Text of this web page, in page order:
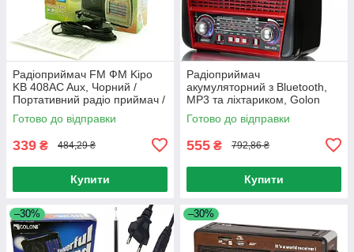
Радіоприймач FM ФМ Kipo
KB 408AC Aux, Чорний /
Портативний радіо приймач /
Кишенькове міні радіо
Готово до відправки
339 ₴ 484,29 ₴
Купити
Радіоприймач
акумуляторний з Bluetooth,
MP3 та ліхтариком, Golon
RX-BT455S AM / Портативне
радіо
Готово до відправки
555 ₴ 792,86 ₴
Купити
–30% –30%